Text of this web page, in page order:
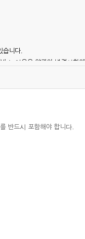
습니다.
스 이용은 약관의 변경사항에
써 성립하며, 회사는 신청자
해지하고 재가입해야 합니
수 있습니다.
반드시 포함해야 합니다.